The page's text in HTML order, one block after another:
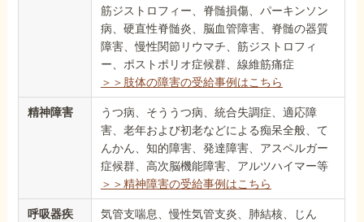
筋ジストロフィー、脊髄損傷、パーキンソン
病、硬直性脊髄炎、脳血管障害、脊髄の器質
障害、慢性関節リウマチ、筋ジストロフィ
ー、ポストポリオ症候群、線維筋痛症
＞＞肢体の障害の受給事例はこちら
精神障害
うつ病、そううつ病、統合失調症、適応障
害、老年および初老などによる痴呆全般、て
んかん、知的障害、発達障害、アスペルガー
症候群、高次脳機能障害、アルツハイマー等
＞＞精神障害の受給事例はこちら
呼吸器疾
気管支喘息、慢性気管支炎、肺結核、じん